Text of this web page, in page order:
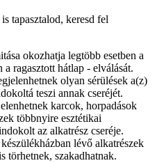
tapasztalod, keresd fel
okozhatja legtöbb esetben a
ragasztott hátlap - elválását.
olyan sérülések a(z)
teszi annak cseréjét.
karcok, horpadások
többnyire esztétikai
az alkatrész cseréje.
lévő alkatrészek
törhetnek, szakadhatnak.